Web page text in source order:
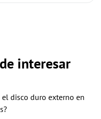
interesar
el disco duro externo en